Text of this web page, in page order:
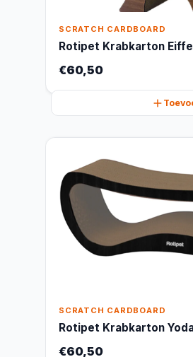
SCRATCH CARDBOARD
Rotipet Krabkarton
€60,50
SCRATCH CARDBOARD
Rotipet Krabkarton
€60,50